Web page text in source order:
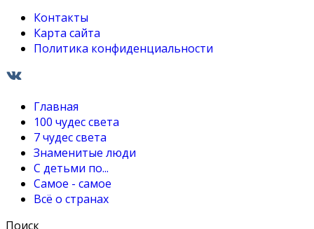
Контакты
Карта сайта
Политика конфиденциальности
Главная
100 чудес света
7 чудес света
Знаменитые люди
С детьми по...
Самое - самое
Всё о странах
Поиск